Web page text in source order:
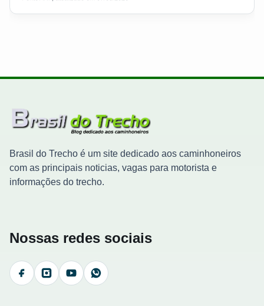
Brasil do Trecho é um site dedicado aos caminhoneiros
com as principais noticias, vagas para motorista e
informações do trecho.
Nossas redes sociais
FacebookInstagramYouTubeWhatsApp